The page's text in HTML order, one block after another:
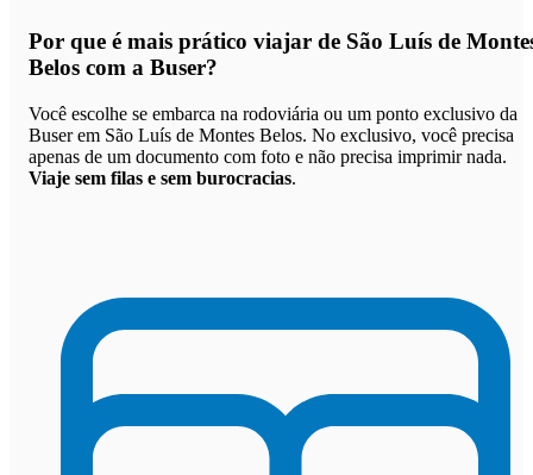
Por que é mais prático viajar de São Luís de
Belos com a Buser?
Você escolhe se embarca na rodoviária ou um ponto exclusivo da
Buser em São Luís de Montes Belos. No exclusivo, você precisa
apenas de um documento com foto e não precisa imprimir nada.
Viaje sem filas e sem burocracias.